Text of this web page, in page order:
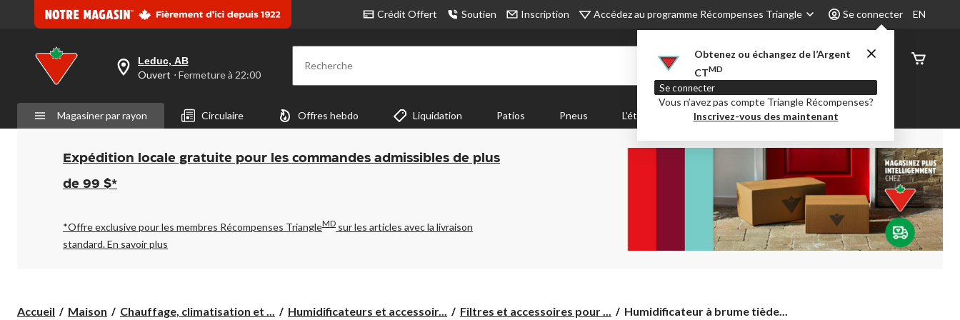
Crédit Offert Soutien Inscription Accédez au programme Récompenses Triangle Se connecter
Obtenez ou échangez de l’Argent
CTMD
Se connecter
Vous n’avez pas compte Triangle Récompenses?
Inscrivez-vous des maintenant
EN
votre
est
Leduc,
AB,
Ouvert,
Fermeture
à
pour
changer
Leduc, AB
Ouvert ⋅ Fermeture à 22:00 Recherche
État de
Magasiner par rayon Circulaire Offres hebdo Liquidation Patios Pneus L’été Party City Centre-auto
Expédition locale gratuite pour les commandes admissibles de plus
de 99 $*
*Offre exclusive pour les membres Récompenses TriangleMD sur les articles avec la livraison
standard.En savoir plus
Accueil Maison Chauffage, climatisation et ... Humidificateurs et accessoir... Filtres et accessoires pour ...
Humidificateur
Humidificateur à brume tiède...